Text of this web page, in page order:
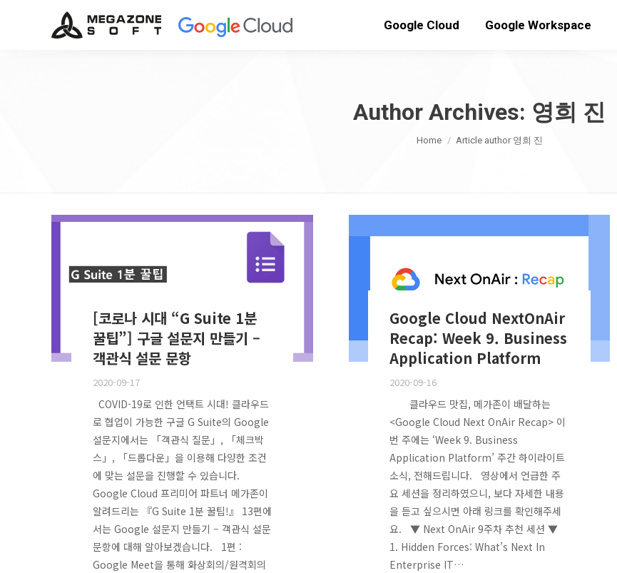
Google Cloud Google Workspace
Author Archives: 영희 진
You are here:
Home Article author 영희 진
[코로나 시대 “G Suite 1분
꿀팁”] 구글 설문지 만들기 –
객관식 설문 문항
2020-09-17
COVID-19로 인한 언택트 시대! 클라우드
로 협업이 가능한 구글 G Suite의 Google
설문지에서는 「객관식 질문」, 「체크박
스」, 「드롭다운」을 이용해 다양한 조건
에 맞는 설문을 진행할 수 있습니다.
Google Cloud 프리미어 파트너 메가존이
알려드리는 『G Suite 1분 꿀팁!』 13편에
서는 Google 설문지 만들기 – 객관식 설문
문항에 대해 알아보겠습니다. 1편 :
Google Meet을 통해 화상회의/원격회의
Google Cloud NextOnAir
Recap: Week 9. Business
Application Platform
2020-09-16
클라우드 맛집, 메가존이 배달하는
<Google Cloud Next OnAir Recap> 이
번 주에는 ‘Week 9. Business
Application Platform’ 주간 하이라이트
소식, 전해드립니다. 영상에서 언급한 주
요 세션을 정리하였으니, 보다 자세한 내용
을 듣고 싶으시면 아래 링크를 확인해주세
요. ▼ Next OnAir 9주차 추천 세션 ▼
1. Hidden Forces: What’s Next In
Enterprise IT…